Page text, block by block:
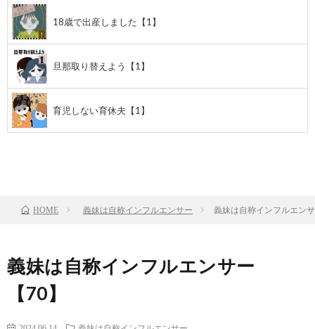
18歳で出産しました【1】
旦那取り替えよう【1】
育児しない育休夫【1】
HOME 義妹は自称インフルエンサー 義妹は自称インフルエン
義妹は自称インフルエンサー
【70】